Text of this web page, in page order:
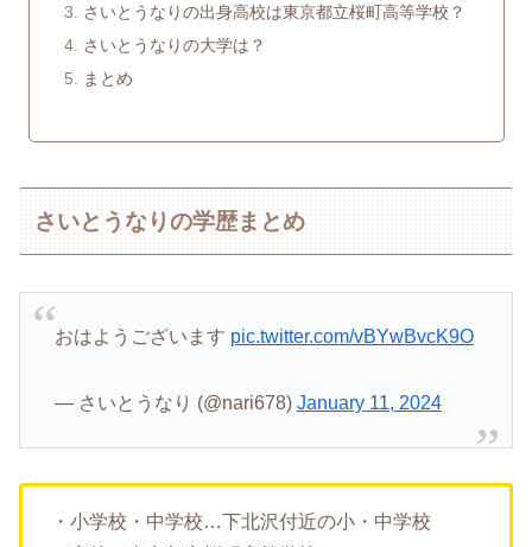
さいとうなりの出身高校は東京都立桜町高等学校？
さいとうなりの大学は？
まとめ
さいとうなりの学歴まとめ
おはようございます pic.twitter.com/vBYwBvcK9O
— さいとうなり (@nari678) January 11, 2024
・小学校・中学校…下北沢付近の小・中学校